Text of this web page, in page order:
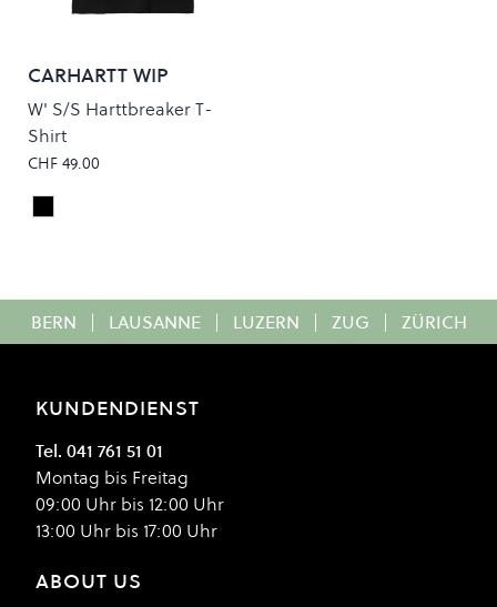
CARHARTT WIP
W' S/S Harttbreaker T-
Shirt
CHF 49.00
Colour
Black
BERN | LAUSANNE | LUZERN | ZUG | ZÜRICH
KUNDENDIENST
Tel. 041 761 51 01
Montag bis Freitag
09:00 Uhr bis 12:00 Uhr
13:00 Uhr bis 17:00 Uhr
ABOUT US